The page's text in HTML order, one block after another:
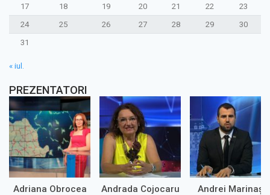
17
18 19 20 21 22
23
24
25 26 27 28 29
30
31
« iul.
PREZENTATORI
Adriana Obrocea Andrada Cojocaru Andrei Marinaș